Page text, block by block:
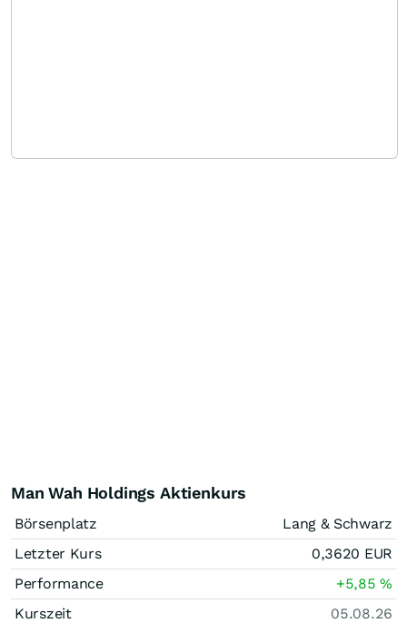
Man Wah Holdings Aktienkurs
Börsenplatz
Lang & Schwarz
Letzter Kurs
0,3620 EUR
Performance
+5,85%
Kurszeit
05.08.26